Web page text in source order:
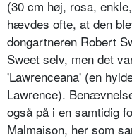
(30 cm høj, rosa,
hævdes ofte, at den
dongartneren Robert
Sweet selv, men det
'Lawrenceana' (en
Law­rence).
også på i en samti­dig
Malmaison, her som